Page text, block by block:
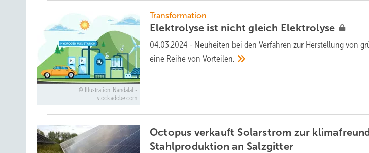
Illustration: Nandalal -
stock.adobe.com
Transformation
Elektrolyse ist nicht gleich Elektrolyse
04.03.2024 - Neuheiten bei den Verfahren zur Herstellung von
eine Reihe vonVorteilen.
Octopus verkauft Solarstrom zur
Stahlproduktion an Salzgitter